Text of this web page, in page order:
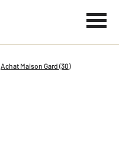
Achat Maison Gard (30)